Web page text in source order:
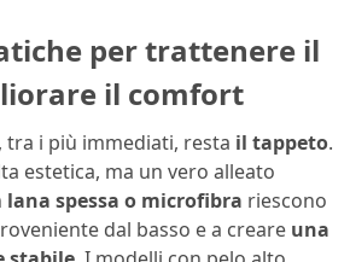
per trattenere il
il comfort
i più immediati, resta il tappeto.
estetica, ma un vero alleato
lana spessa o microfibra riescono
dal basso e a creare una